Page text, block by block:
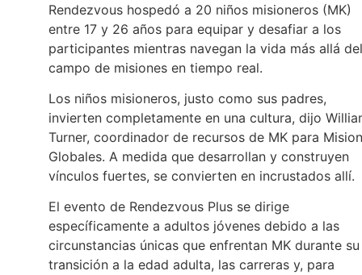
Rendezvous hospedó a 20 niños misioneros (MK)
entre 17 y 26 años para equipar y desafiar a los
participantes mientras navegan la vida más allá del
campo de misiones en tiempo real.
Los niños misioneros, justo como sus padres,
invierten completamente en una cultura, dijo
Turner, coordinador de recursos de MK para
Globales. A medida que desarrollan y construyen
vínculos fuertes, se convierten en incrustados allí.
El evento de Rendezvous Plus se dirige
específicamente a adultos jóvenes debido a las
circunstancias únicas que enfrentan MK durante su
transición a la edad adulta, las carreras y, para